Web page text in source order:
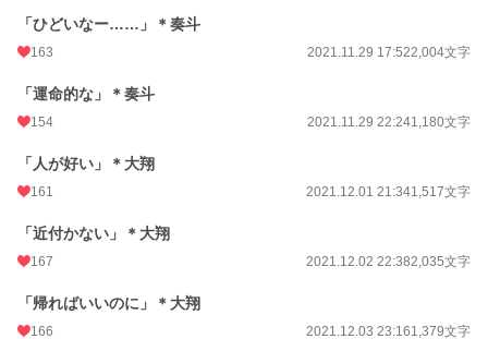
「ひどいなー……」＊奏斗
163 2021.11.29 17:522,004文字
「運命的な」＊奏斗
154 2021.11.29 22:241,180文字
「人が好い」＊大翔
161 2021.12.01 21:341,517文字
「近付かない」＊大翔
167 2021.12.02 22:382,035文字
「帰ればいいのに」＊大翔
166 2021.12.03 23:161,379文字